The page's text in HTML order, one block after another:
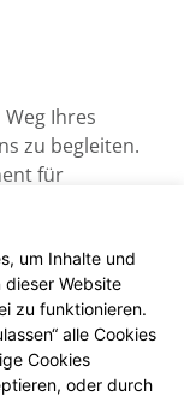
Ihres
zu begleiten.
für
der
Sie gerne
um Inhalte und
Website
zu funktionieren.
alle Cookies
Cookies
oder durch